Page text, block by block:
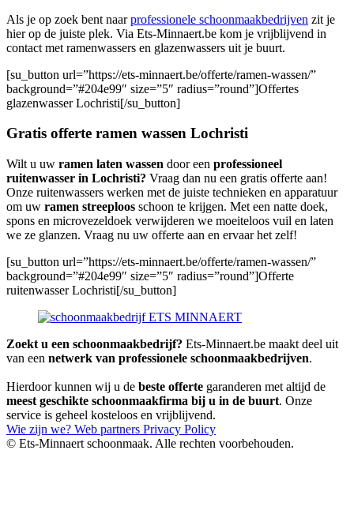
Als je op zoek bent naarprofessionele schoonmaakbedrijven zit je
hier op de juiste plek. Via Ets-Minnaert.be kom je vrijblijvend in
contact met ramenwassers en glazenwassers uit je buurt.
[su_button url=”https://ets-minnaert.be/offerte/ramen-wassen/”
background=”#204e99″ size=”5″ radius=”round”]Offertes
glazenwasser Lochristi[/su_button]
Gratis offerte ramen wassen Lochristi
Wilt u uw ramen laten wassen door een professioneel
ruitenwasser in Lochristi? Vraag dan nu een gratis offerte aan!
Onze ruitenwassers werken met de juiste technieken en apparatuur
om uw ramen streeploos schoon te krijgen. Met een natte doek,
spons en microvezeldoek verwijderen we moeiteloos vuil en laten
we ze glanzen. Vraag nu uw offerte aan en ervaar het zelf!
[su_button url=”https://ets-minnaert.be/offerte/ramen-wassen/”
background=”#204e99″ size=”5″ radius=”round”]Offerte
ruitenwasser Lochristi[/su_button]
Zoekt u een schoonmaakbedrijf? Ets-Minnaert.be maakt deel uit
van een netwerk van professionele schoonmaakbedrijven.
Hierdoor kunnen wij u de beste offerte garanderen met altijd de
meest geschikte schoonmaakfirma bij u in de buurt. Onze
service is geheel kosteloos en vrijblijvend.
Wie zijn we? Web partners Privacy Policy
© Ets-Minnaert schoonmaak. Alle rechten voorbehouden.